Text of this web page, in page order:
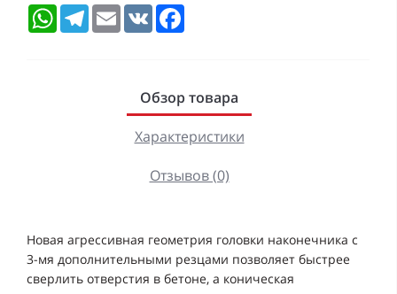
WhatsAppTelegramEmail VK
Обзор товара
Характеристики
Отзывов (0)
Новая агрессивная геометрия головки наконечника с
3-мя дополнительными резцами позволяет быстрее
сверлить отверстия в бетоне, а коническая